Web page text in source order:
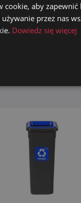
Kosz FITBIN SZARY do
śmieci 53L
BUTELKI ZWROTNE
cookie, aby
przez nas
Dowiedz się więcej